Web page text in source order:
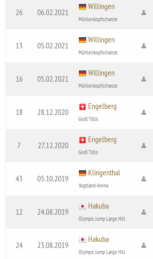
26 06.02.2021
Willingen
Mühlenkopfschanze
13 05.02.2021
Willingen
Mühlenkopfschanze
16 05.02.2021
Willingen
Mühlenkopfschanze
18 28.12.2020
Engelberg
Groß Titlis
7 27.12.2020
Engelberg
Groß Titlis
43 05.10.2019
Klingenthal
Vogtland-Arena
12 24.08.2019
Hakuba
Olympic Jump Large Hill
24 23.08.2019
Hakuba
Olympic Jump Large Hill